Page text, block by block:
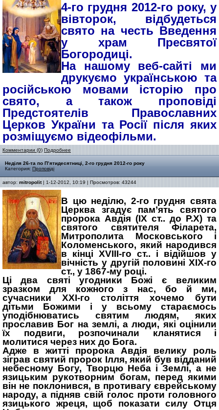
4-го грудня 2012-го року, у
вівторок, відбудеться
свято на честь Введення
у храм Пресвятої
Богородиці.
На нашому веб-сайті ми
друкуємо українською та
російською мовами історію про
свято, а також проповіді
Предстоятелів Православних
Церков України та Росії після яких
розміщуємо відеофільми.
Комментарии (0) Подробнее
Неділя 26-та по П’ятидесятниці, 2-го грудня 2012-го року
Категория: Проповіді
автор: mitropolit| 1-12-2012, 10:19 | Просмотров: 43244
В цю неділю, 2-го грудня свята
Церква згадує пам’ять святого
пророка Авдія (IX ст.. до Р.Х) та
святого святителя Філарета,
Митрополита Московського і
Коломенського, який народився
в кінці XVIII-го ст.. і відійшов у
вічність у другій половині XІХ-го
ст., у 1867-му році.
Ці два святі угодники Божі є великим
зразком для кожного з нас, бо й ми,
сучасники ХХІ-го століття хочемо бути
дітьми Божими і у всьому стараємось
уподібнюватись святим людям, яких
прославив Бог на землі, а люди, які оцінили
їх подвиги, розпочинали кланятися і
молитися через них до Бога.
Адже в житті пророка Авдія велику роль
зіграв святий пророк Ілля, який був відданий
небесному Богу, Творцю Неба і Землі, а не
язицьким рукотворним богам, перед якими
він не поклонився, в противагу єврейському
народу, а підняв свій голос проти головного
язицького жреця, щоб показати силу Отця